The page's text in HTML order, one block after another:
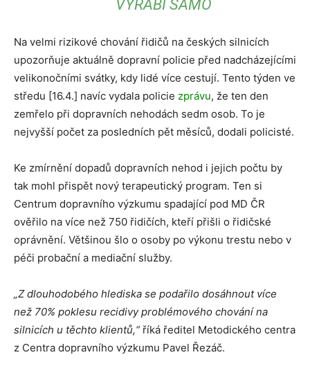
VYRÁBÍ SAMO
Na velmi rizikové chování řidičů na českých silnicích
upozorňuje aktuálně dopravní policie před nadcházejícími
velikonočními svátky, kdy lidé více cestují. Tento týden ve
středu [16.4.] navíc vydala policie zprávu, že ten den
zemřelo při dopravních nehodách sedm osob. To je
nejvyšší počet za posledních pět měsíců, dodali policisté.
Ke zmírnění dopadů dopravních nehod i jejich počtu by
tak mohl přispět nový terapeutický program. Ten si
Centrum dopravního výzkumu spadající pod MD ČR
ověřilo na více než 750 řidičích, kteří přišli o řidičské
oprávnění. Většinou šlo o osoby po výkonu trestu nebo v
péči probační a mediační služby.
„Z dlouhodobého hlediska se podařilo dosáhnout více
než 70% poklesu recidivy problémového chování na
silnicích u těchto klientů,“říká ředitel Metodického centra
z Centra dopravního výzkumu Pavel Řezáč.